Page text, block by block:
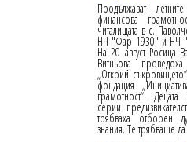
Продължават
финансова
читалищата в с.
НЧ "Фар 1930" и НЧ
На 20 август Росица
Витньова
„Открий
фондация
грамотност“.
серии
трябваха отборен
знания. Те трябваше да